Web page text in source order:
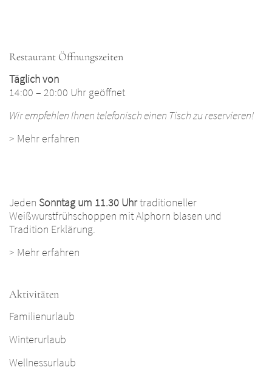
Restaurant Öffnungszeiten
Täglich von
14:00 – 20:00 Uhr geöffnet
Wir empfehlen Ihnen telefonisch einen Tisch zu reservieren!
> Mehr erfahren
Jeden Sonntag um 11.30 Uhrtraditioneller
Weißwurstfrühschoppen mit Alphorn blasen und
Tradition Erklärung.
> Mehr erfahren
Aktivitäten
Familienurlaub
Winterurlaub
Wellnessurlaub